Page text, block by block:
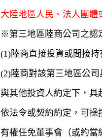
大陸地區人民、法人團體
※第三地區陸商公司之認
(1)陸商直接投資或間接持
(2)陸商對該第三地區公
與其他投資人約定下，具
依法令或契約約定，可操
有權任免董事會（或約當